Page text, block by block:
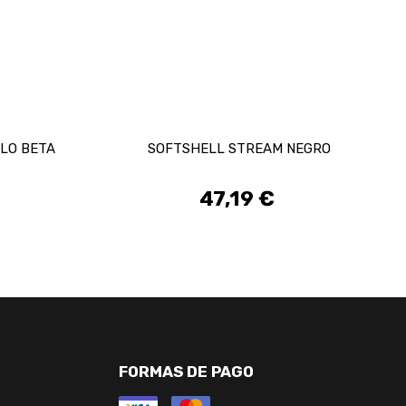
BETA SOFTSHELL STREAM NEGRO
Preis
47,19 €
FORMAS DE PAGO